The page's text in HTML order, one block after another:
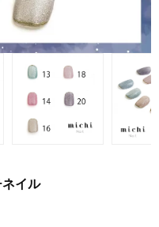
イル